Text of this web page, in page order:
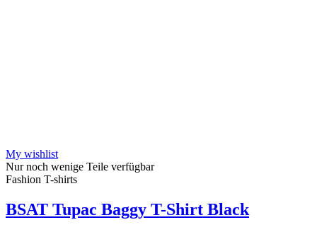
My wishlist
Nur noch wenige Teile verfügbar
Fashion T-shirts
BSAT Tupac Baggy T-Shirt Black